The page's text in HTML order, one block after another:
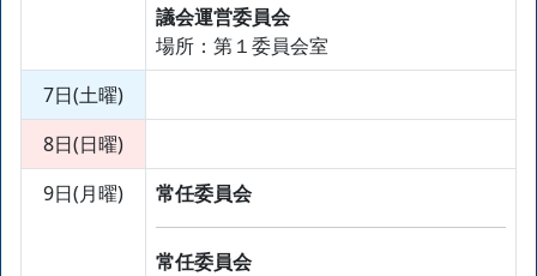
議会運営委員会
場所：第１委員会室
7日(土曜)
8日(日曜)
9日(月曜)
常任委員会
常任委員会